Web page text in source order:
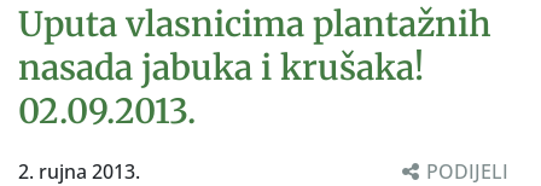
Uputa vlasnicima plantažnih
nasada jabuka i krušaka!
02.09.2013.
2. rujna 2013. PODIJELI